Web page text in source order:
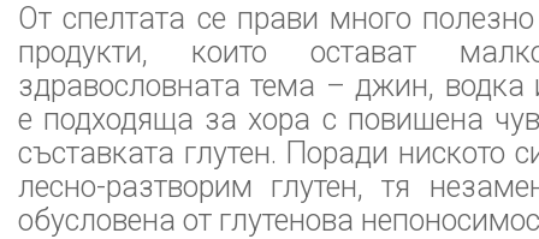
От спелтата се прави много
продукти, които остават
здравословната тема – джин, водка
е подходяща за хора с повишена
съставката глутен. Поради ниското
лесно-разтворим глутен, тя
обусловена от глутенова